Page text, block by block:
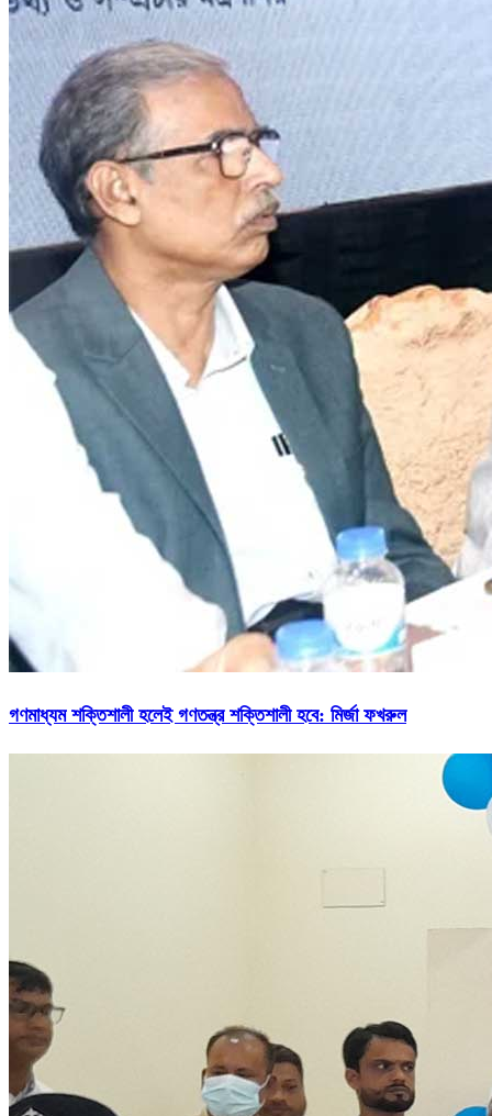
গণমাধ্যম শক্তিশালী হলেই গণতন্ত্র শক্তিশালী হবে: মির্জা ফখরুল